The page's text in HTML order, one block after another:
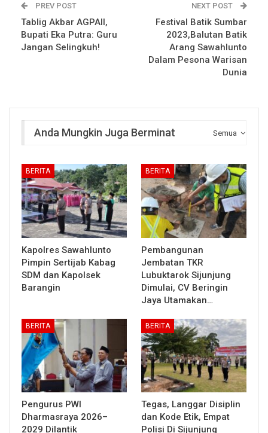
PREV POST
Tablig Akbar AGPAII,
Bupati Eka Putra: Guru
Jangan Selingkuh!
NEXT POST
Festival Batik Sumbar
2023,Balutan Batik
Arang Sawahlunto
Dalam Pesona Warisan
Dunia
Semua
Anda Mungkin Juga Berminat
BERITA
Kapolres Sawahlunto
Pimpin Sertijab Kabag
SDM dan Kapolsek
Barangin
BERITA
Pembangunan
Jembatan TKR
Lubuktarok Sijunjung
Dimulai, CV Beringin
Jaya Utamakan…
BERITA
Pengurus PWI
Dharmasraya 2026–
2029 Dilantik
BERITA
Tegas, Langgar Disiplin
dan Kode Etik, Empat
Polisi Di Sijunjung